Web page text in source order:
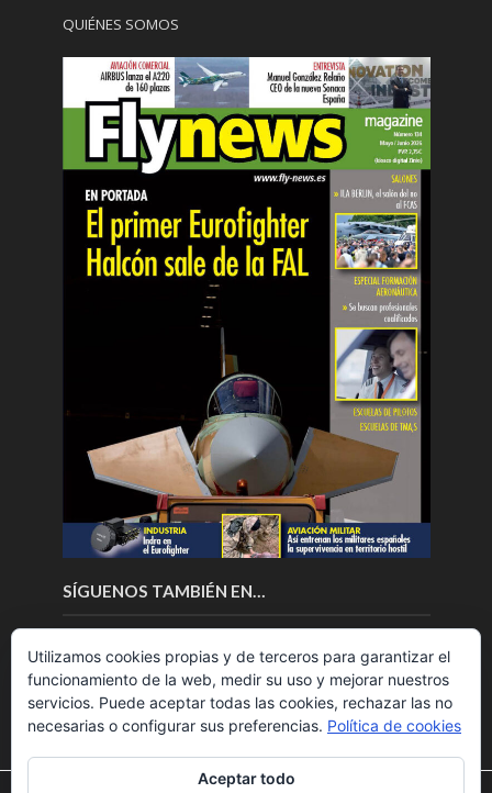
QUIÉNES SOMOS
SÍGUENOS TAMBIÉN EN…
Utilizamos cookies propias y de terceros para garantizar el
funcionamiento de la web, medir su uso y mejorar nuestros
servicios. Puede aceptar todas las cookies, rechazar las no
necesarias o configurar sus preferencias. Política de cookies
Aceptar todo